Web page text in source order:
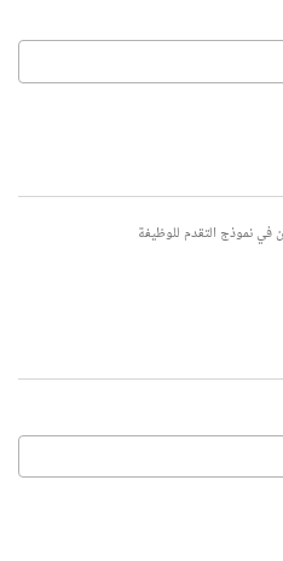
في نموذج التقدم للوظيفة